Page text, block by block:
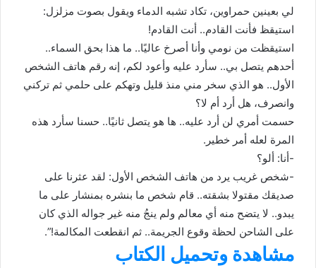
لي بعينين حمراوين، تكاد تشبه الدماء ويقول بصوت مزلزل:
استيقظ فأنت القادم.. أنت القادم!
استيقظت من نومي وأنا أصرخ عاليًا.. ما هذا بحق السماء..
أحدهم يتصل بي.. سأرد عليه وأعود لكم، إنه رقم هاتف الشخص
الأول.. هو الذي سخر مني منذ قليل وتهكم على حلمي ثم تركني
وانصرف، هل أرد أم لا؟
حسمت أمري لن أرد عليه.. ها هو يتصل ثانيًا.. حسنا سأرد هذه
المرة لعله أمر خطير.
-أنا: ألو؟
-شخص غريب يرد من هاتف الشخص الأول: لقد عثرنا على
صديقك مقتولا بشقته.. قام شخص ما بنشره بمنشار على ما
يبدو.. لا يتضح منه أي معالم ولم ينجُ منه غير جواله الذي كان
على الشاحن لحظة وقوع الجريمة.. ثم انقطعت المكالمة!”.
مشاهدة وتحميل الكتاب